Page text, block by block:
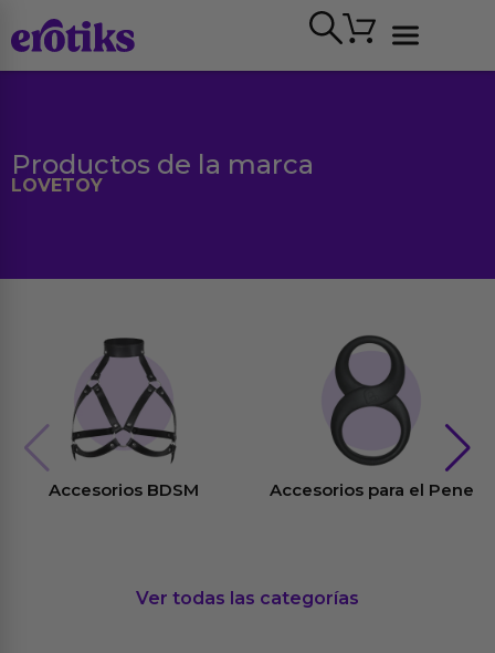
al
contenido
Carrito
Productos de la marca
LOVETOY
Accesorios BDSM Accesorios para el Pene
Ver todas las categorías